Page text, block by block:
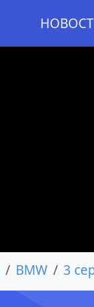
BMW 3